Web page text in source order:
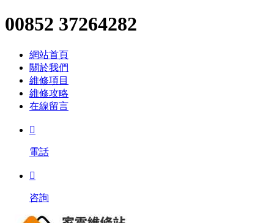
00852 37264282
網站首頁
關於我們
維修項目
維修攻略
在線留言

電話

咨詢